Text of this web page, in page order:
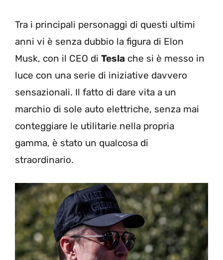
Tra i principali personaggi di questi ultimi
anni vi è senza dubbio la figura di Elon
Musk, con il CEO di Tesla che si è messo in
luce con una serie di iniziative davvero
sensazionali. Il fatto di dare vita a un
marchio di sole auto elettriche, senza mai
conteggiare le utilitarie nella propria
gamma, è stato un qualcosa di
straordinario.